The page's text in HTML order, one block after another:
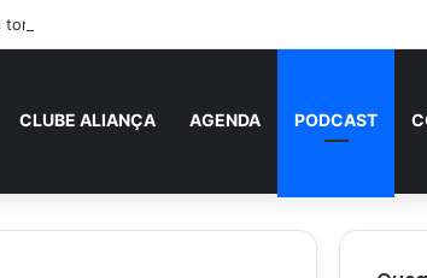
“novos santos” e construtores da fraternidade
CLUBE ALIANÇA AGENDA PODCAST